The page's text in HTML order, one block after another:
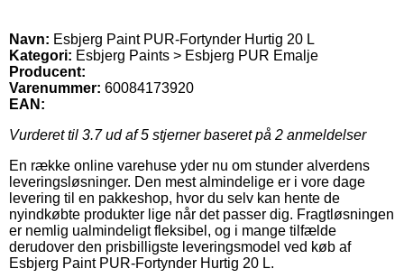
Navn: Esbjerg Paint PUR-Fortynder Hurtig 20 L
Kategori: Esbjerg Paints > Esbjerg PUR Emalje
Producent:
Varenummer: 60084173920
EAN:
Vurderet til 3.7ud af 5 stjerner baseret på 2 anmeldelser
En række online varehuse yder nu om stunder alverdens
leveringsløsninger. Den mest almindelige er i vore dage
levering til en pakkeshop, hvor du selv kan hente de
nyindkøbte produkter lige når det passer dig. Fragtløsningen
er nemlig ualmindeligt fleksibel, og i mange tilfælde
derudover den prisbilligste leveringsmodel ved køb af
Esbjerg Paint PUR-Fortynder Hurtig 20 L.